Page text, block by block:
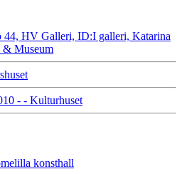
44, HV Galleri, ID:I galleri, Katarina
& Museum
- - Kulturhuset
konsthall